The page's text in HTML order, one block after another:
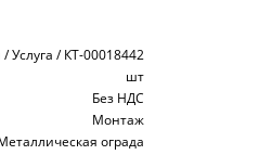
/ Услуга / КТ-00018442
шт
Без НДС
Монтаж
ограда